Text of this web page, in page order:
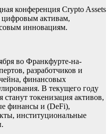
конференция Crypto Assets
цифровым активам,
инновациям.
во Франкфурте-на-
разработчиков и
финансовых
В текущего году
токенизация активов,
финансы и (DeFi),
институциональные